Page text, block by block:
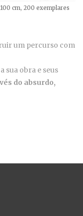
cm, 200 exemplares
um percurso com
sua obra e seus
do absurdo,